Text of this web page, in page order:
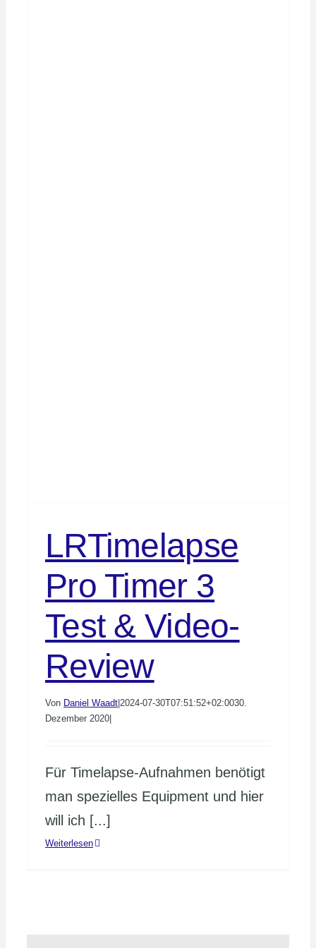
LRTimelapse
Pro Timer 3
Test & Video-
Review
Von Daniel Waadt 2024-07-30T07:51:52+02:0030.
Dezember 2020
Für Timelapse-Aufnahmen benötigt
man spezielles Equipment und hier
will ich [...]
Weiterlesen